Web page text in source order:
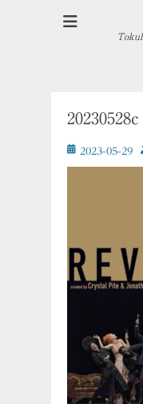
20230528c
投
稿
2023-05-29